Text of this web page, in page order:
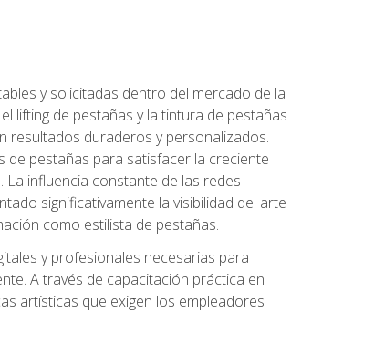
y solicitadas dentro del mercado de la
lifting de pestañas y la tintura de pestañas
resultados duraderos y personalizados.
de pestañas para satisfacer la creciente
influencia constante de las redes
significativamente la visibilidad del arte
como estilista de pestañas.
y profesionales necesarias para
A través de capacitación práctica en
artísticas que exigen los empleadores